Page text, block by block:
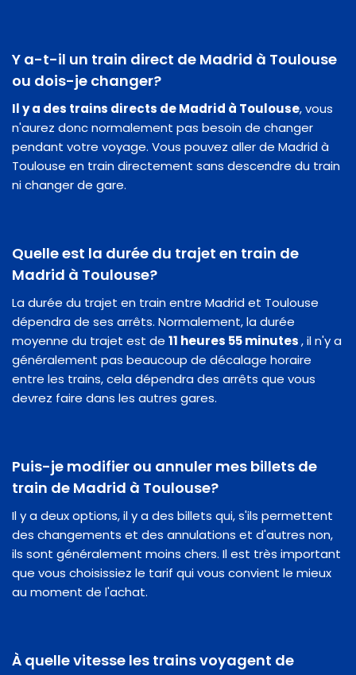
Y a-t-il un train direct de Madrid à Toulouse
ou dois-je changer?
Il y a des trains directs de Madrid à Toulouse, vous
n'aurez donc normalement pas besoin de changer
pendant votre voyage. Vous pouvez aller de Madrid à
Toulouse en train directement sans descendre du train
ni changer de gare.
Quelle est la durée du trajet en train de
Madrid à Toulouse?
La durée du trajet en train entre Madrid et Toulouse
dépendra de ses arrêts. Normalement, la durée
moyenne du trajet est de 11 heures 55 minutes, il n'y a
généralement pas beaucoup de décalage horaire
entre les trains, cela dépendra des arrêts que vous
devrez faire dans les autres gares.
Puis-je modifier ou annuler mes billets de
train de Madrid à Toulouse?
Il y a deux options, il y a des billets qui, s'ils permettent
des changements et des annulations et d'autres non,
ils sont généralement moins chers. Il est très important
que vous choisissiez le tarif qui vous convient le mieux
au moment de l'achat.
À quelle vitesse les trains voyagent de